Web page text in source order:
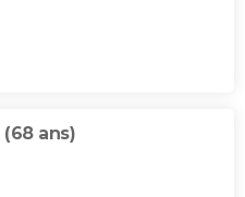
(68 ans)